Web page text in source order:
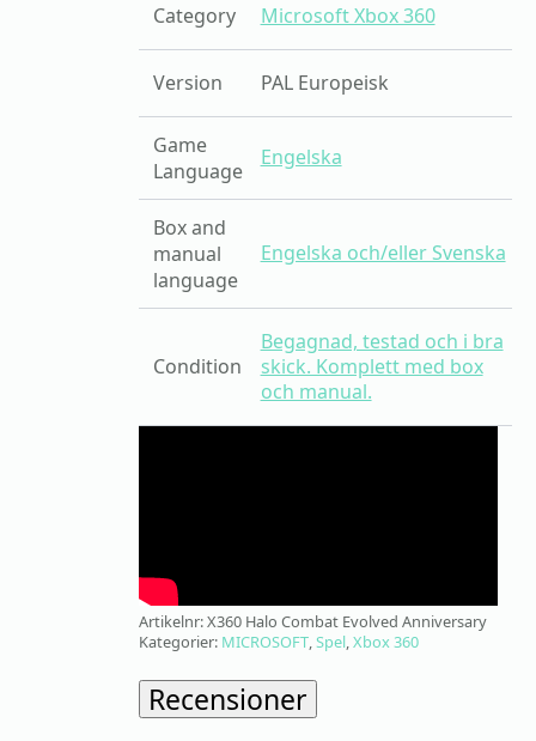
Category Microsoft Xbox 360
Version PAL Europeisk
Game
Language
Engelska
Box and
manual
language
Engelska och/eller Svenska
Condition
Begagnad, testad och i bra
skick. Komplett med box
och manual.
Artikelnr:X360 Halo Combat Evolved Anniversary
Kategorier: MICROSOFT,Spel,Xbox 360
Recensioner